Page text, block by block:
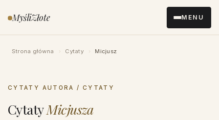
do MyśliZłote MENU
Strona główna › Cytaty › Micjusz
CYTATY AUTORA / CYTATY
CytatyMicjusza